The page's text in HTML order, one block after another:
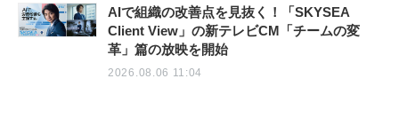
AIで組織の改善点を見抜く！「SKYSEA
Client View」の新テレビCM「チームの変
革」篇の放映を開始
2026.08.06 11:04